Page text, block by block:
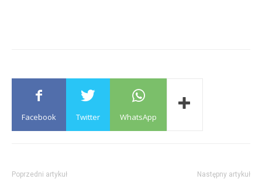
Facebook Twitter WhatsApp
Poprzedni artykuł Następny artykuł